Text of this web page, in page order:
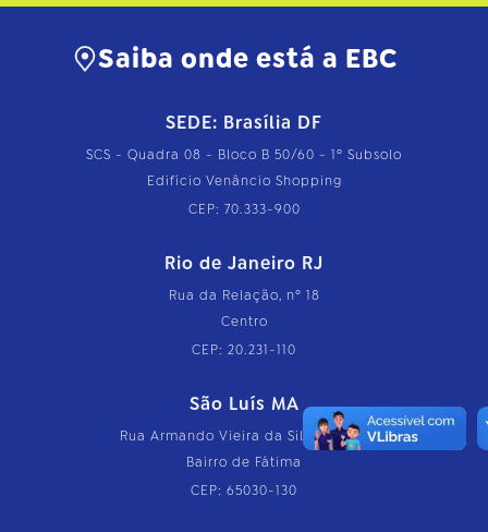
Saiba onde está a EBC
SEDE: Brasília DF
SCS - Quadra 08 - Bloco B 50/60 - 1º Subsolo
Edifício Venâncio Shopping
CEP: 70.333-900
Rio de Janeiro RJ
Rua da Relação, nº 18
Centro
CEP: 20.231-110
São Luís MA
Rua Armando Vieira da Silva, nº 126
Bairro de Fátima
CEP: 65030-130